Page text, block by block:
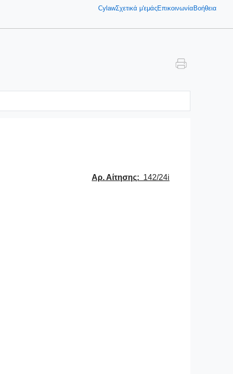
CylawΣχετικά μ'εμάςΕπικοινωνία Βοήθεια
Αρ. Αίτησης: 142/24i